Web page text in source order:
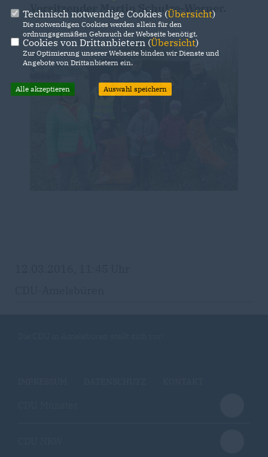
Vorsitzender Martin Schulze-Werner.
Technisch notwendige Cookies (Übersicht)
Die notwendigen Cookies werden allein für den
ordnungsgemäßen Gebrauch der Webseite benötigt.
Cookies von Drittanbietern (Übersicht)
Zur Optimierung unserer Webseite binden wir Dienste und
Angebote von Drittanbietern ein.
Alle akzeptieren Auswahl speichern